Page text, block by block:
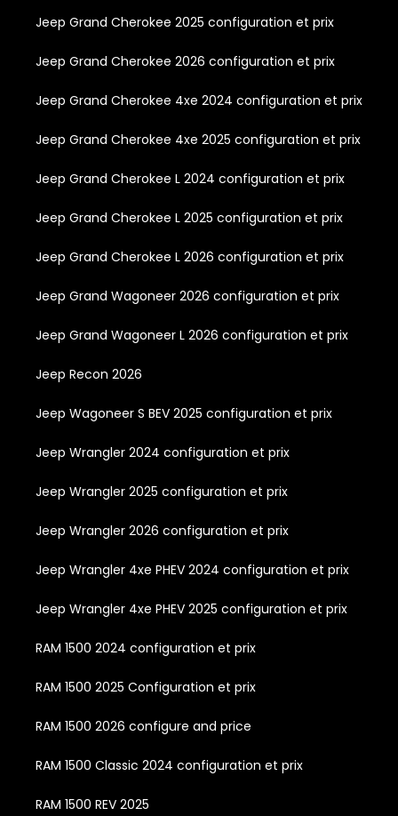
Jeep Grand Cherokee 2025 configuration et prix
Jeep Grand Cherokee 2026 configuration et prix
Jeep Grand Cherokee 4xe 2024 configuration et prix
Jeep Grand Cherokee 4xe 2025 configuration et prix
Jeep Grand Cherokee L 2024 configuration et prix
Jeep Grand Cherokee L 2025 configuration et prix
Jeep Grand Cherokee L 2026 configuration et prix
Jeep Grand Wagoneer 2026 configuration et prix
Jeep Grand Wagoneer L 2026 configuration et prix
Jeep Recon 2026
Jeep Wagoneer S BEV 2025 configuration et prix
Jeep Wrangler 2024 configuration et prix
Jeep Wrangler 2025 configuration et prix
Jeep Wrangler 2026 configuration et prix
Jeep Wrangler 4xe PHEV 2024 configuration et prix
Jeep Wrangler 4xe PHEV 2025 configuration et prix
RAM 1500 2024 configuration et prix
RAM 1500 2025 Configuration et prix
RAM 1500 2026 configure and price
RAM 1500 Classic 2024 configuration et prix
RAM 1500 REV 2025